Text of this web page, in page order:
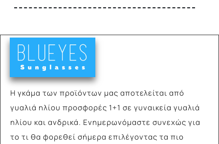
Η γκάμα των προϊόντων μας αποτελείται από
γυαλιά ηλίου προσφορές 1+1 σε γυναικεία γυαλιά
ηλίου και ανδρικά. Ενημερωνόμαστε συνεχώς για
το τι θα φορεθεί σήμερα επιλέγοντας τα πιο